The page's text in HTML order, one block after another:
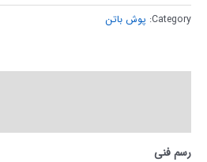
Category: پوش باتن
رسم فنی